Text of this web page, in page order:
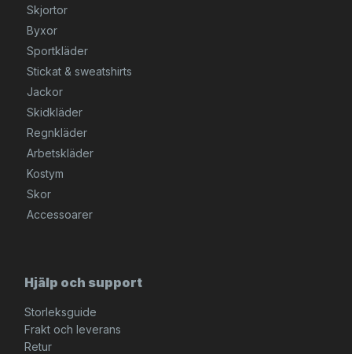
Skjortor
Byxor
Sportkläder
Stickat & sweatshirts
Jackor
Skidkläder
Regnkläder
Arbetskläder
Kostym
Skor
Accessoarer
Hjälp och support
Storleksguide
Frakt och leverans
Retur